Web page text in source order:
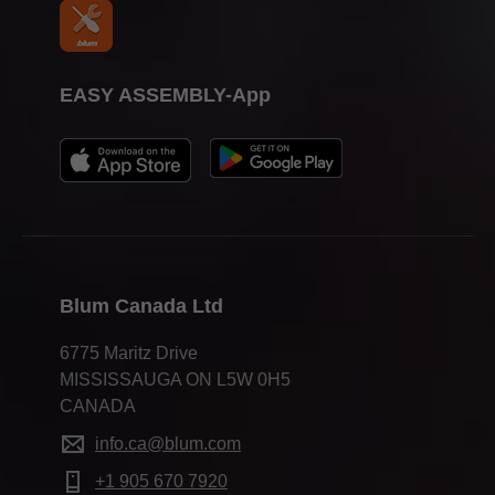
Blum Canada Ltd
6775 Maritz Drive
MISSISSAUGA ON L5W 0H5
CANADA
info.ca@blum.com
+1 905 670 7920
EASY ASSEMBLY-App